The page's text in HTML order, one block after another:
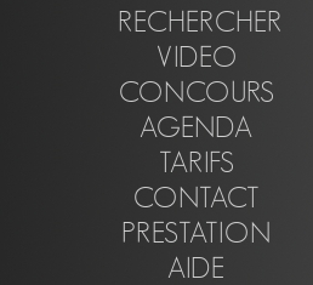
RECHERCHER
VIDEO
CONCOURS
AGENDA
TARIFS
CONTACT
PRESTATION
AIDE